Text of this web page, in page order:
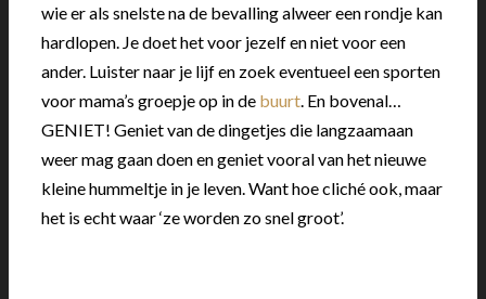
wie er als snelste na de bevalling alweer een rondje kan
hardlopen. Je doet het voor jezelf en niet voor een
ander. Luister naar je lijf en zoek eventueel een sporten
voor mama’s groepje op in de buurt. En bovenal…
GENIET! Geniet van de dingetjes die langzaamaan
weer mag gaan doen en geniet vooral van het nieuwe
kleine hummeltje in je leven. Want hoe cliché ook, maar
het is echt waar ‘ze worden zo snel groot’.